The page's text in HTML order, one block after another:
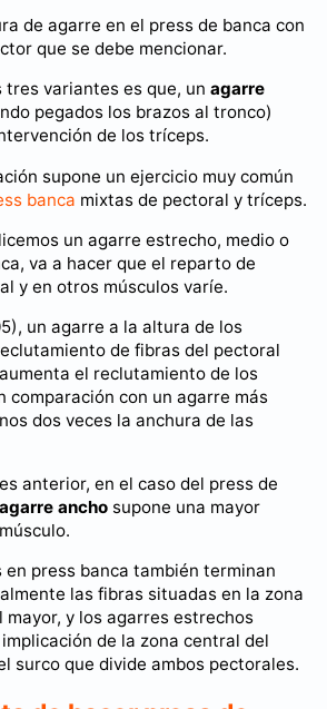
de agarre en el press de banca con
que se debe mencionar.
tres variantes es que, un agarre
pegados los brazos al tronco)
de los tríceps.
supone un ejercicio muy común
banca mixtas de pectoral y tríceps.
un agarre estrecho, medio o
va a hacer que el reparto de
y en otros músculos varíe.
un agarre a la altura de los
de fibras del pectoral
el reclutamiento de los
comparación con un agarre más
dos veces la anchura de las
anterior, en el caso del press de
agarre ancho supone una mayor
en press banca también terminan
las fibras situadas en la zona
y los agarres estrechos
de la zona central del
surco que divide ambos pectorales.